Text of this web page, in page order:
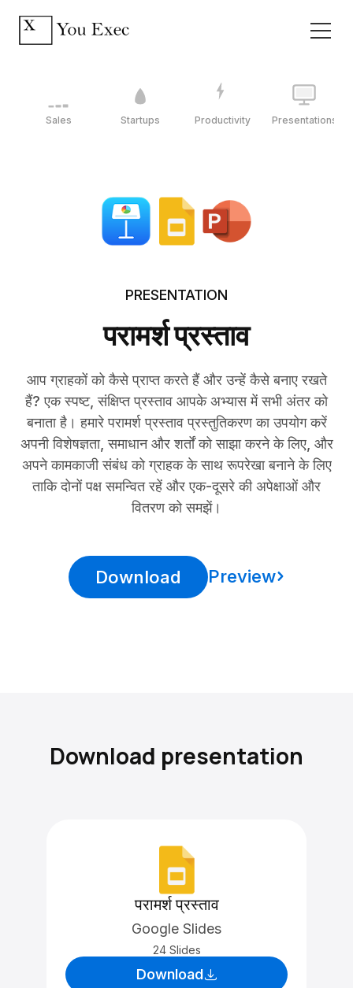
Sales Startups Productivity Presentations
PRESENTATION
परामर्श प्रस्ताव
आप ग्राहकों को कैसे प्राप्त करते हैं और उन्हें कैसे बनाए रखते
हैं? एक स्पष्ट, संक्षिप्त प्रस्ताव आपके अभ्यास में सभी अंतर को
बनाता है। हमारे परामर्श प्रस्ताव प्रस्तुतिकरण का उपयोग करें
अपनी विशेषज्ञता, समाधान और शर्तों को साझा करने के लिए, और
अपने कामकाजी संबंध को ग्राहक के साथ रूपरेखा बनाने के लिए
ताकि दोनों पक्ष समन्वित रहें और एक-दूसरे की अपेक्षाओं और
वितरण को समझें।
Download Preview
Download presentation
परामर्श प्रस्ताव
Google Slides
24 Slides
Download